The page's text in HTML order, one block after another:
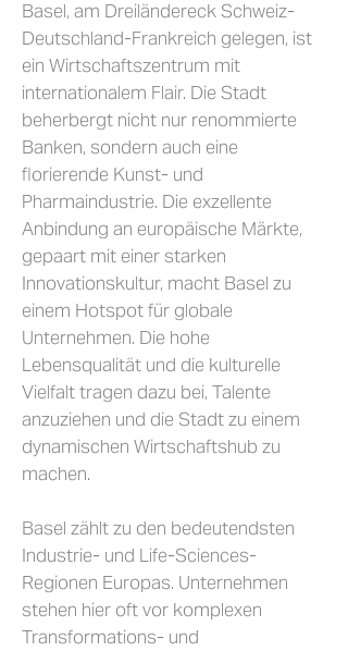
Basel, am Dreiländereck Schweiz-
Deutschland-Frankreich gelegen, ist
ein Wirtschaftszentrum mit
internationalem Flair. Die Stadt
beherbergt nicht nur renommierte
Banken, sondern auch eine
florierende Kunst- und
Pharmaindustrie. Die exzellente
Anbindung an europäische Märkte,
gepaart mit einer starken
Innovationskultur, macht Basel zu
einem Hotspot für globale
Unternehmen. Die hohe
Lebensqualität und die kulturelle
Vielfalt tragen dazu bei, Talente
anzuziehen und die Stadt zu einem
dynamischen Wirtschaftshub zu
machen.
Basel zählt zu den bedeutendsten
Industrie- und Life-Sciences-
Regionen Europas. Unternehmen
stehen hier oft vor komplexen
Transformations- und